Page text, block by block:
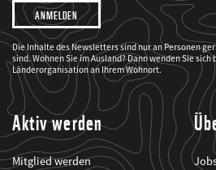
Ich
möchte,
dass
der
WWF
mich
über
seine
Projekte
informiert.
Die Inhalte des Newsletters sind nur an Personen
sind. Wohnen Sie im Ausland? Dann wenden Sie
Länderorganisation an Ihrem Wohnort.
Aktiv werden
Mitglied werden